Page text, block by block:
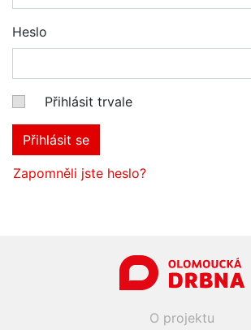
Heslo
Přihlásit trvale
Přihlásit se
Zapomněli jste heslo?
O projektu